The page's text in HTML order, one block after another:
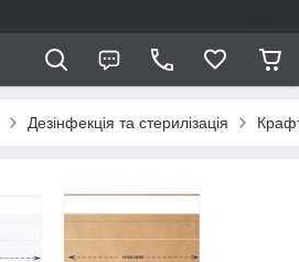
Дезінфекція та стерилізація